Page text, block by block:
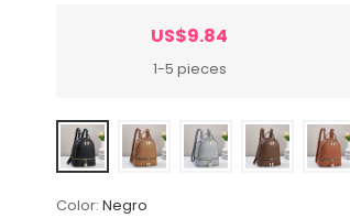
US$9.84
1-5 pieces
Color: Negro